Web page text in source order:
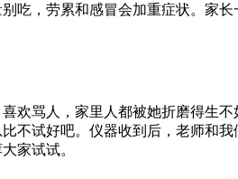
吃，劳累和感冒会加重症状。家长
欢骂人，家里人都被她折磨得生
不试好吧。仪器收到后，老师和
家试试。